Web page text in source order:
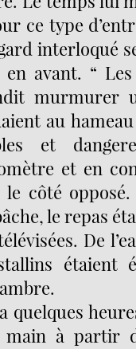
ce type
interloqué
en avant. “
murmurer
au
et
et en
côté opposé.
le repas
De
étaient
quelques
à partir